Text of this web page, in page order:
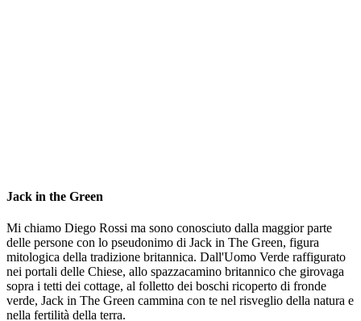
Jack in the Green
Mi chiamo Diego Rossi ma sono conosciuto dalla maggior parte
delle persone con lo pseudonimo di Jack in The Green, figura
mitologica della tradizione britannica. Dall'Uomo Verde raffigurato
nei portali delle Chiese, allo spazzacamino britannico che girovaga
sopra i tetti dei cottage, al folletto dei boschi ricoperto di fronde
verde, Jack in The Green cammina con te nel risveglio della natura e
nella fertilità della terra.